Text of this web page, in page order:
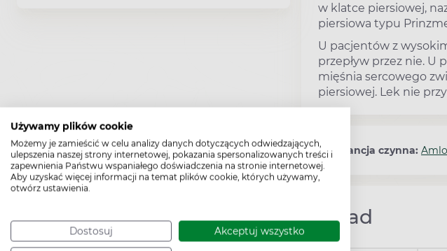
Używamy plików cookie
Możemy je zamieścić w celu analizy danych dotyczących odwiedzających,
ulepszenia naszej strony internetowej, pokazania spersonalizowanych treści i
zapewnienia Państwu wspaniałego doświadczenia na stronie internetowej.
Aby uzyskać więcej informacji na temat plików cookie, których używamy,
otwórz ustawienia.
Dostosuj Akceptuj wszystko
w klatce piersiowej,
piersiowa typu
U pacjentów z
przepływ przez nie. U
mięśnia sercowego
piersiowej. Lek nie
Substancja czynna:
Skład